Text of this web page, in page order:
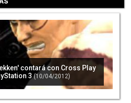
contará con Cross Play
3 (10/04/2012)